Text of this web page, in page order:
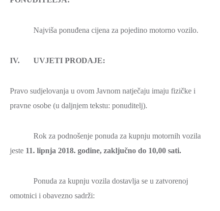
Najviša ponuđena cijena za pojedino motorno vozilo.
IV. UVJETI PRODAJE:
Pravo sudjelovanja u ovom Javnom natječaju imaju fizičke i
pravne osobe (u daljnjem tekstu: ponuditelj).
Rok za podnošenje ponuda za kupnju motornih vozila
jeste 11. lipnja 2018. godine, zaključno do 10,00 sati.
Ponuda za kupnju vozila dostavlja se u zatvorenoj
omotnici i obavezno sadrži: